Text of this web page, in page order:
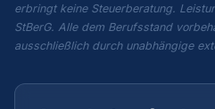
erbringt keine Steuerberatung.
StBerG. Alle dem Berufsstand
ausschließlich durch unabhängige